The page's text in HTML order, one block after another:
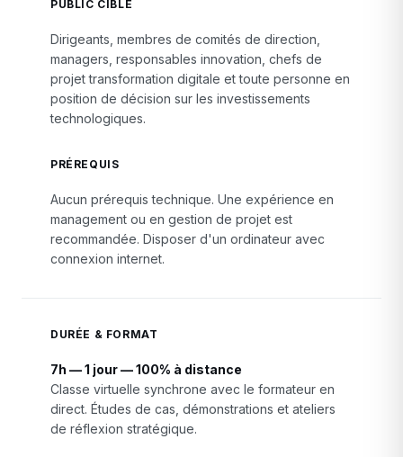
PUBLIC CIBLE
Dirigeants, membres de comités de direction,
managers, responsables innovation, chefs de
projet transformation digitale et toute personne en
position de décision sur les investissements
technologiques.
PRÉREQUIS
Aucun prérequis technique. Une expérience en
management ou en gestion de projet est
recommandée. Disposer d'un ordinateur avec
connexion internet.
DURÉE & FORMAT
7h — 1 jour — 100% à distance
Classe virtuelle synchrone avec le formateur en
direct. Études de cas, démonstrations et ateliers
de réflexion stratégique.